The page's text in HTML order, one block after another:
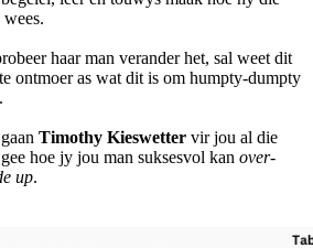
haar man verander het, sal weet dit
ontmoer as wat dit is om humpty-dumpty
gaan Timothy Kieswetter vir jou al die
hoe jy jou man suksesvol kan over-
up.